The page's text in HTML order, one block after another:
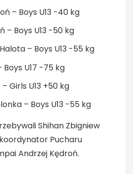
– Boys U13 -40 kg
– Boys U13 -50 kg
– Boys U13 -55 kg
Boys U17 -75 kg
Girls U13 +50 kg
– Boys U13 -55 kg
Shihan Zbigniew
Pucharu
Andrzej Kędroń.